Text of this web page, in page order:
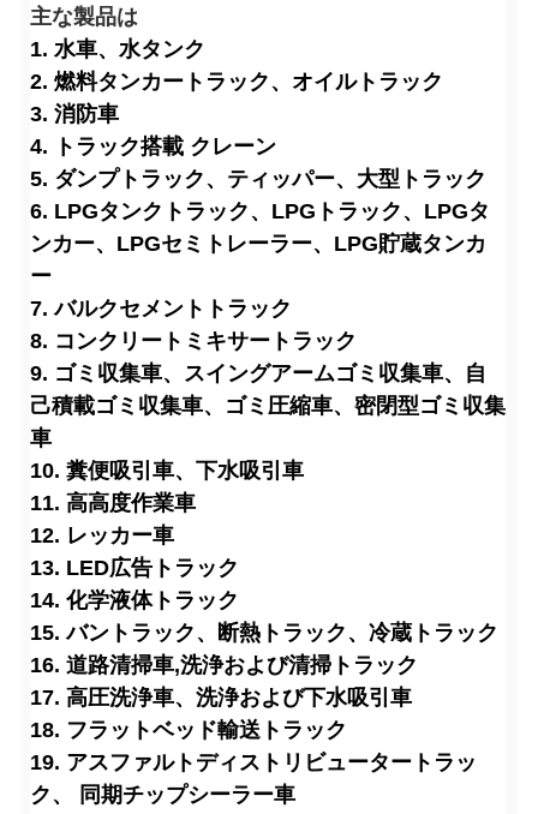
主な製品は
1. 水車、水タンク
2. 燃料タンカートラック、オイルトラック
3. 消防車
4. トラック搭載 クレーン
5. ダンプトラック、ティッパー、大型トラック
6. LPGタンクトラック、LPGトラック、LPGタ
ンカー、LPGセミトレーラー、LPG貯蔵タンカ
ー
7. バルクセメントトラック
8. コンクリートミキサートラック
9. ゴミ収集車、スイングアームゴミ収集車、自
己積載ゴミ収集車、ゴミ圧縮車、密閉型ゴミ収集
車
10. 糞便吸引車、下水吸引車
11. 高高度作業車
12. レッカー車
13. LED広告トラック
14. 化学液体トラック
15. バントラック、断熱トラック、冷蔵トラック
16. 道路清掃車,洗浄および清掃トラック
17. 高圧洗浄車、洗浄および下水吸引車
18. フラットベッド輸送トラック
19. アスファルトディストリビュータートラッ
ク、 同期チップシーラー車